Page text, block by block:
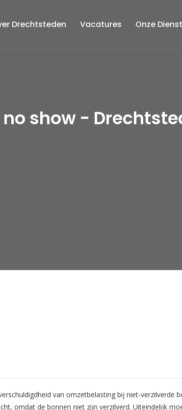
Drechtsteden Vacatures Onze
show -
van omzetbelasting bij niet-verzilverde
omdat de bonnen niet zijn verzilverd. Uiteindelijk